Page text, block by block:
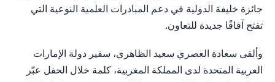
جائزة خليفة الدولية في دعم المبادرات العلمية النوعية التي
تفتح آفاقًا جديدة للتعاون.
وألقى سعادة العصري سعيد الظاهري، سفير دولة الإمارات
العربية المتحدة لدى المملكة المغربية، كلمة خلال الحفل عبّر